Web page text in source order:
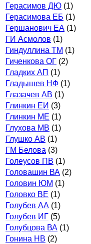
Герасимов ДЮ (1)
Герасимова ЕБ (1)
Гершанович ЕА (1)
ГИ Асмолов (1)
Гиндуллина ТМ (1)
Гиченкова ОГ (2)
Гладких АП (1)
Гладышев НФ (1)
Глазачев АВ (1)
Глинкин ЕИ (3)
Глинкин МЕ (1)
Глухова МВ (1)
Глушко АВ (1)
ГМ Белова (3)
Голеусов ПВ (1)
Головашин ВА (2)
Головин ЮМ (1)
Головко ВЕ (1)
Голубев АА (1)
Голубев ИГ (5)
Голубцова ВА (1)
Гонина НВ (2)